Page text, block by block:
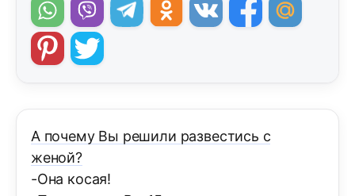
А почему Вы решили развестись с
женой?
-Она косая!